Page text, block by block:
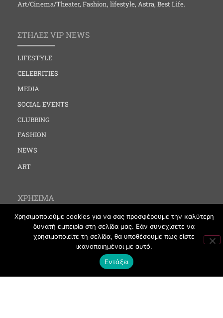
Art/Cinema/Theater, Fashion, lifestyle, Astra, Best Life.
ΣΤΗΛΕΣ VIP NEWS
LIFESTYLE
CELEBRITIES
MEDIA
SOCIAL EVENTS
CLUBBING
FASHION
NEWS
ART
ΧΡΗΣΙΜΑ
ΟΡΟΙ ΧΡΗΣΗΣ
ΠΟΛΙΤΙΚΗ COOKIES
ΠΡΟΣΤΑΣΙΑ ΠΡΟΣΩΠΙΚΩΝ ΔΕΔΟΜΕΝΩΝ
Χρησιμοποιούμε cookies για να σας προσφέρουμε την καλύτερη
δυνατή εμπειρία στη σελίδα μας. Εάν συνεχίσετε να
χρησιμοποιείτε τη σελίδα, θα υποθέσουμε πως είστε
ικανοποιημένοι με αυτό.
Εντάξει